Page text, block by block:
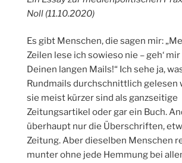
Noll (11.10.2020)
Es gibt Menschen, die sagen mir:
Zeilen lese ich sowieso nie – geh‘
Deinen langen Mails!“ Ich sehe ja,
Rundmails durchschnittlich gelesen
sie meist kürzer sind als ganzseitige
Zeitungsartikel oder gar ein Buch.
überhaupt nur die Überschriften,
Zeitung. Aber dieselben Menschen
munter ohne jede Hemmung bei